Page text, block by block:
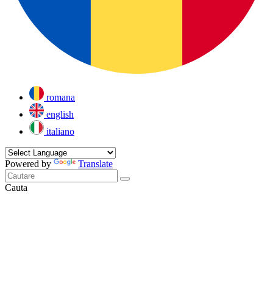
romana
english
italiano
Powered by Translate
Cauta